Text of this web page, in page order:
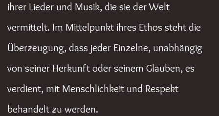
ihrer Lieder und Musik, die sie der Welt
vermittelt. Im Mittelpunkt ihres Ethos steht die
Überzeugung, dass jeder Einzelne, unabhängig
von seiner Herkunft oder seinem Glauben, es
verdient, mit Menschlichkeit und Respekt
behandelt zu werden.